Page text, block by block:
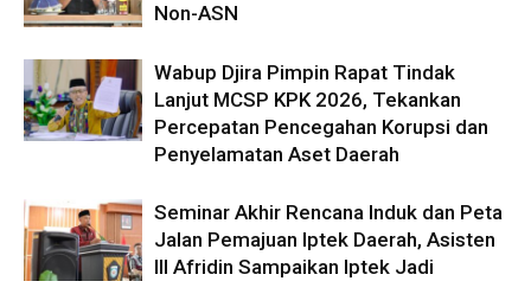
Non-ASN
Wabup Djira Pimpin Rapat Tindak
Lanjut MCSP KPK 2026, Tekankan
Percepatan Pencegahan Korupsi dan
Penyelamatan Aset Daerah
Seminar Akhir Rencana Induk dan Peta
Jalan Pemajuan Iptek Daerah, Asisten
III Afridin Sampaikan Iptek Jadi